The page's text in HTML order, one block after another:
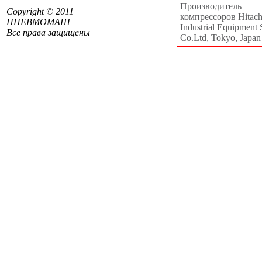
Сopyright © 2011
ПНЕВМОМАШ
Все права защищены
Производитель
компрессоров
Industrial Equipment
Co.Ltd, Tokyo, Japan